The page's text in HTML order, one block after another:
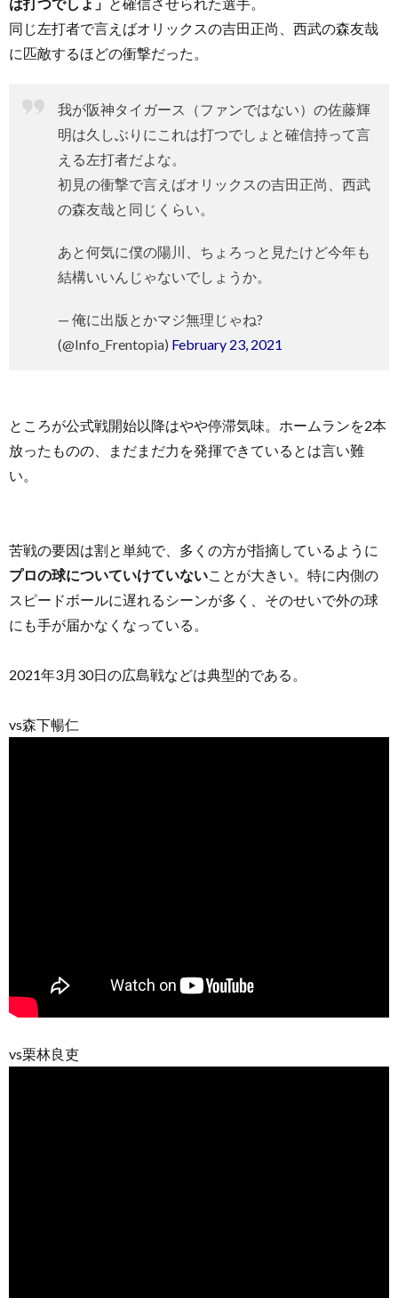
同じ左打者で言えばオリックスの吉田正尚、西武の森友哉
に匹敵するほどの衝撃だった。
我が阪神タイガース（ファンではない）の佐藤輝
明は久しぶりにこれは打つでしょと確信持って言
える左打者だよな。
初見の衝撃で言えばオリックスの吉田正尚、西武
の森友哉と同じくらい。
あと何気に僕の陽川、ちょろっと見たけど今年も
結構いいんじゃないでしょうか。
— 俺に出版とかマジ無理じゃね?
(@Info_Frentopia) February 23, 2021
ところが公式戦開始以降はやや停滞気味。ホームランを2本
放ったものの、まだまだ力を発揮できているとは言い難
い。
苦戦の要因は割と単純で、多くの方が指摘しているように
プロの球についていけていないことが大きい。特に内側の
スピードボールに遅れるシーンが多く、そのせいで外の球
にも手が届かなくなっている。
2021年3月30日の広島戦などは典型的である。
vs森下暢仁
vs栗林良吏